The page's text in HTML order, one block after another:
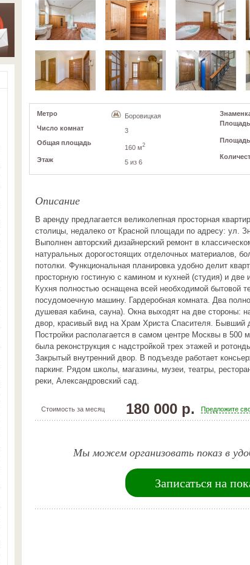
Метро
Боровицкая
Число комнат
3
Общая площадь
160 м2
Этаж 5 из 6
Площадь
Описание
В аренду предлагается великолепная просторная
столицы, недалеко от Красной площади по адресу: ул.
Выполнен авторский дизайнерский ремонт в
натуральных дорогостоящих отделочных материалов,
потолки. Функциональная планировка удобно делит
просторную гостиную с камином и кухней (студия) и две
Кухня полностью оснащена всей необходимой бытовой
посудомоечную машину. Гардеробная комната. Два
душевая кабина, сауна). Окна выходят на две стороны:
двор, красивый вид на Храм Христа Спасителя. Бывший
Постройки располагается в самом центре Москвы в 500
была реконструкция с надстройкой трех этажей и
Закрытый внутренний двор. В подъезде работает
паркинг. Рядом школы, магазины, музеи, театры,
реки, Александровский сад.
Стоимость за месяц 180 000 р. Предложите
Мы можем организовать показ в
Записаться на